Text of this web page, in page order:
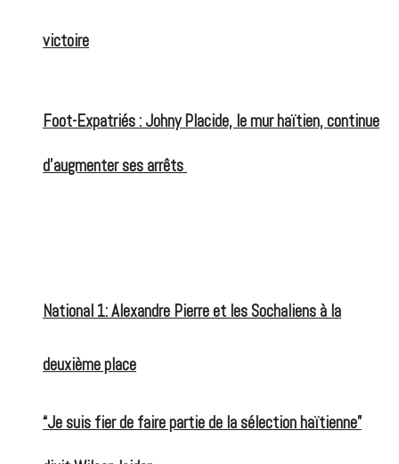
victoire
National 1: Alexandre Pierre et les Sochaliens à la
deuxième place
Foot-Expatriés : Johny Placide, le mur haïtien, continue
d’augmenter ses arrêts
“Je suis fier de faire partie de la sélection haïtienne”